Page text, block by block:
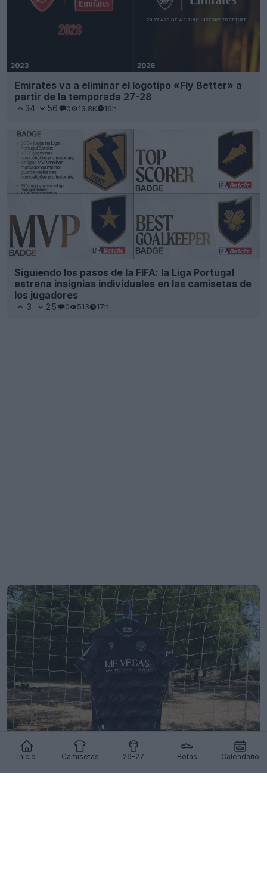
Inicio Camisetas 26-27 Botas Calendario
Emirates va a eliminar el logotipo «Fly Better» a
partir de la temporada 27-28
34 56 0 13.8K 16h
Siguiendo los pasos de la FIFA: la Liga Portugal
estrena insignias individuales en las camisetas de
los jugadores
3 25 0 513 17h